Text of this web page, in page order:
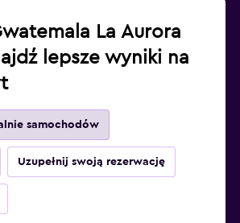
La Aurora
lepsze wyniki na
samochodów
Uzupełnij swoją rezerwację